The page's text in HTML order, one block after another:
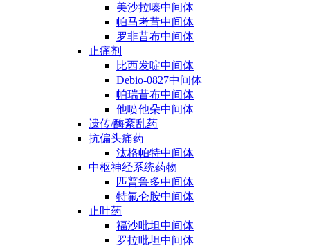
美沙拉嗪中间体
帕马考昔中间体
罗非昔布中间体
止痛剂
比西发啶中间体
Debio-0827中间体
帕瑞昔布中间体
他喷他朵中间体
遗传/酶紊乱药
抗偏头痛药
汰格帕特中间体
中枢神经系统药物
匹普鲁多中间体
特氟仑胺中间体
止吐药
福沙吡坦中间体
罗拉吡坦中间体